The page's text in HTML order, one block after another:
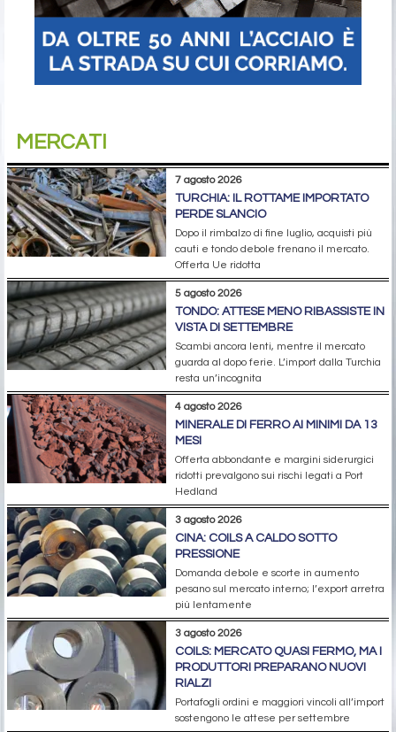
MERCATI
7 agosto 2026
TURCHIA: IL ROTTAME IMPORTATO
PERDE SLANCIO
Dopo il rimbalzo di fine luglio, acquisti più
cauti e tondo debole frenano il mercato.
Offerta Ue ridotta
5 agosto 2026
TONDO: ATTESE MENO RIBASSISTE IN
VISTA DI SETTEMBRE
Scambi ancora lenti, mentre il mercato
guarda al dopo ferie. L’import dalla Turchia
resta un’incognita
4 agosto 2026
MINERALE DI FERRO AI MINIMI DA 13
MESI
Offerta abbondante e margini siderurgici
ridotti prevalgono sui rischi legati a Port
Hedland
3 agosto 2026
CINA: COILS A CALDO SOTTO
PRESSIONE
Domanda debole e scorte in aumento
pesano sul mercato interno; l’export arretra
più lentamente
3 agosto 2026
COILS: MERCATO QUASI FERMO, MA I
PRODUTTORI PREPARANO NUOVI
RIALZI
Portafogli ordini e maggiori vincoli all’import
sostengono le attese per settembre